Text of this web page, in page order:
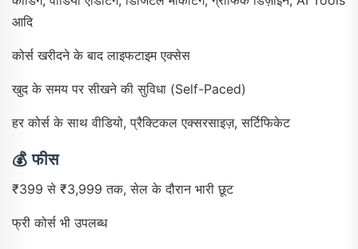
आदि
कोर्स खरीदने के बाद लाइफटाइम एक्सेस
खुद के समय पर सीखने की सुविधा (Self-Paced)
हर कोर्स के साथ वीडियो, प्रैक्टिकल एक्सरसाइज़, सर्टिफिकेट
💰फीस
₹399 से ₹3,999 तक, सेल के दौरान भारी छूट
फ्री कोर्स भी उपलब्ध